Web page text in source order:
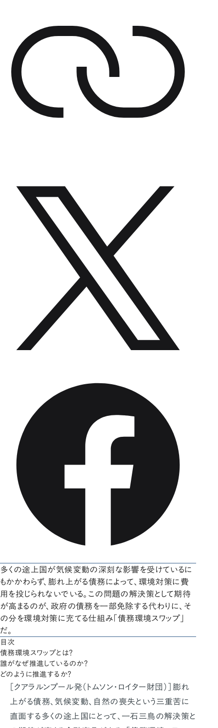
多くの途上国が気候変動の深刻な影響を受けているに
もかかわらず、膨れ上がる債務によって、環境対策に費
用を投じられないでいる。この問題の解決策として期待
が高まるのが、政府の債務を一部免除する代わりに、そ
の分を環境対策に充てる仕組み「債務環境スワップ」
だ。
目次
債務環境スワップとは？
誰がなぜ推進しているのか？
どのように推進するか？
［クアラルンプール発（トムソン・ロイター財団）］膨れ
上がる債務、気候変動、自然の喪失という三重苦に
直面する多くの途上国にとって、一石三鳥の解決策と